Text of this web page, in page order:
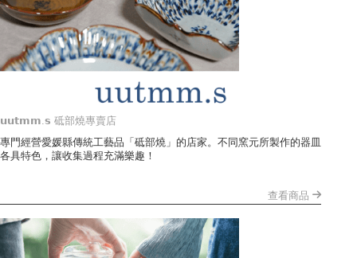
𝘂𝘂𝘁𝗺𝗺.𝘀 砥部燒專賣店
專門經營愛媛縣傳統工藝品「砥部燒」的店家。不同窯元所製作的器皿
各具特色，讓收集過程充滿樂趣！
查看商品